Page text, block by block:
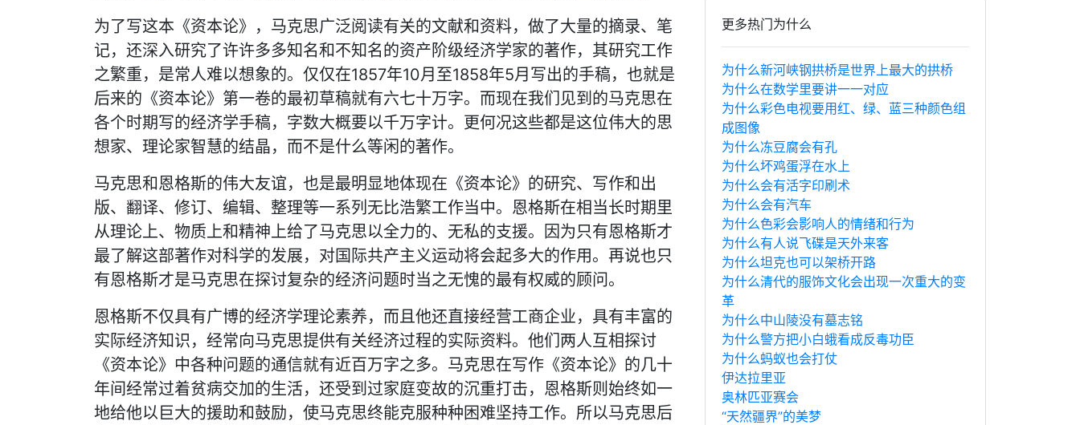
为了写这本《资本论》，马克思广泛阅读有关的文献和资料，做了大量的摘录、笔
记，还深入研究了许许多多知名和不知名的资产阶级经济学家的著作，其研究工作
之繁重，是常人难以想象的。仅仅在1857年10月至1858年5月写出的手稿，也就是
后来的《资本论》第一卷的最初草稿就有六七十万字。而现在我们见到的马克思在
各个时期写的经济学手稿，字数大概要以千万字计。更何况这些都是这位伟大的思
想家、理论家智慧的结晶，而不是什么等闲的著作。
马克思和恩格斯的伟大友谊，也是最明显地体现在《资本论》的研究、写作和出
版、翻译、修订、编辑、整理等一系列无比浩繁工作当中。恩格斯在相当长时期里
从理论上、物质上和精神上给了马克思以全力的、无私的支援。因为只有恩格斯才
最了解这部著作对科学的发展，对国际共产主义运动将会起多大的作用。再说也只
有恩格斯才是马克思在探讨复杂的经济问题时当之无愧的最有权威的顾问。
恩格斯不仅具有广博的经济学理论素养，而且他还直接经营工商企业，具有丰富的
实际经济知识，经常向马克思提供有关经济过程的实际资料。他们两人互相探讨
《资本论》中各种问题的通信就有近百万字之多。马克思在写作《资本论》的几十
年间经常过着贫病交加的生活，还受到过家庭变故的沉重打击，恩格斯则始终如一
地给他以巨大的援助和鼓励，使马克思终能克服种种困难坚持工作。所以马克思后
更多热门为什么
为什么新河峡钢拱桥是世界上最大的拱桥
为什么在数学里要讲一一对应
为什么彩色电视要用红、绿、蓝三种颜色组
成图像
为什么冻豆腐会有孔
为什么坏鸡蛋浮在水上
为什么会有活字印刷术
为什么会有汽车
为什么色彩会影响人的情绪和行为
为什么有人说飞碟是天外来客
为什么坦克也可以架桥开路
为什么清代的服饰文化会出现一次重大的变
革
为什么中山陵没有墓志铭
为什么警方把小白蛾看成反毒功臣
为什么蚂蚁也会打仗
伊达拉里亚
奥林匹亚赛会
“天然疆界”的美梦